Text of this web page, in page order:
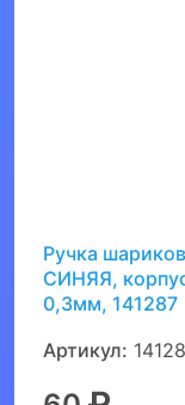
Ручка
СИНЯЯ,
0,3мм, 141287
Артикул: